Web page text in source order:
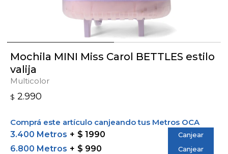
Mochila MINI Miss Carol BETTLES estilo
valija
Multicolor
$ 2.990
Comprá este artículo canjeando tus Metros OCA
3.400 Metros
$ 1990 Canjear
6.800 Metros $ 990 Canjear